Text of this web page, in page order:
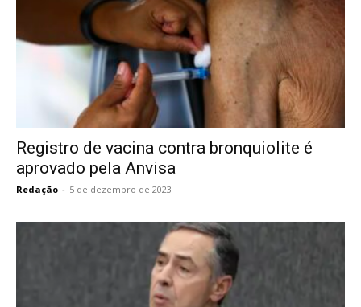
Registro de vacina contra bronquiolite é
aprovado pela Anvisa
Redação - 5 de dezembro de 2023